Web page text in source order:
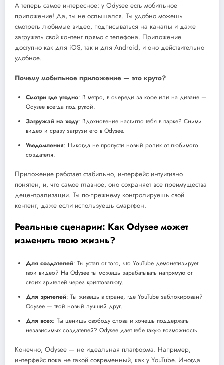
А теперь самое интересное: у Odysee есть мобильное
приложение! Да, ты не ослышался. Ты удобно можешь
смотреть любимые видео, подписываться на каналы и даже
загружать свой контент прямо с телефона. Приложение
доступно как для iOS, так и для Android, и оно действительно
удобное.
Почему мобильное приложение — это круто?
Смотри где угодно: В метро, в очереди за кофе или на диване —
Odysee всегда под рукой.
Загружай на ходу: Вдохновение настигло тебя в парке? Сними
видео и сразу загрузи его в Odysee.
Уведомления: Никогда не пропусти новый ролик от любимого
создателя.
Приложение работает стабильно, интерфейс интуитивно
понятен, и, что самое главное, оно сохраняет все преимущества
децентрализации. Ты по-прежнему контролируешь свой
контент, даже если используешь смартфон.
Реальные сценарии: Как Odysee может
изменить твою жизнь?
Для создателей: Ты устал от того, что YouTube демонетизирует
твои видео? На Odysee ты можешь зарабатывать напрямую от
своих зрителей через криптовалюту.
Для зрителей: Ты живешь в стране, где YouTube заблокирован?
Odysee — твой новый лучший друг.
Для всех: Ты ценишь свободу слова и хочешь поддержать
независимых создателей? Odysee дает тебе такую возможность.
Конечно, Odysee — не идеальная платформа. Например,
интерфейс пока не такой современный, как у YouTube. Иногда